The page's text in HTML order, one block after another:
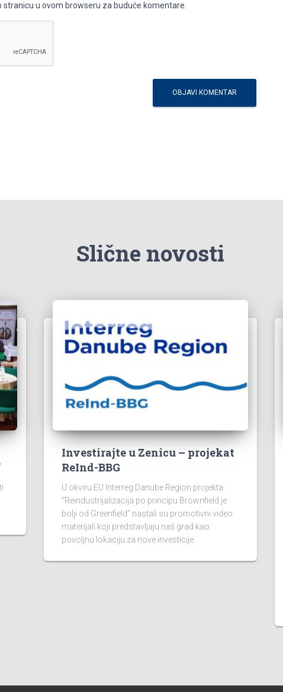
u ovom browseru za buduće komentare.
Slične novosti
Investirajte u Zenicu – projekat
ReInd-BBG
U okviru EU Interreg Danube Region projekta
“Reindustrijalizacija po principu Brownfield je
bolji od Greenfield” nastali su promotivni video
materijali koji predstavljaju naš grad kao
povoljnu lokaciju za nove investicije.